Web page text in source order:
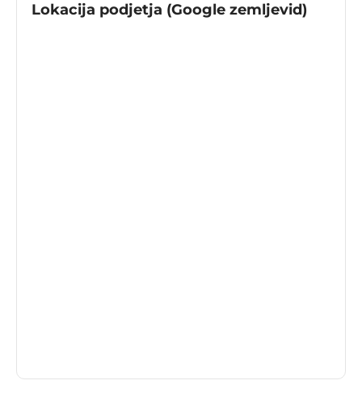
Lokacija podjetja (Google zemljevid)